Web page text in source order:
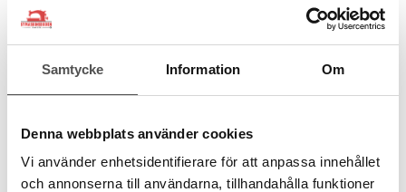
Samtycke Information Om
Denna webbplats använder cookies
Vi använder enhetsidentifierare för att anpassa innehållet
och annonserna till användarna, tillhandahålla funktioner
Syr fast 5-30 mm resårer enkelt på din overlockmaskin Amber
S100. Hur mycket sträckning av resåren du vill ha bestäms av
justerskruven på pressarfoten. När du sytt fast resåren så viker
högre upp på kanalen.
Smidigt sätt att sy fast resår utan att sy en kanal först. Instruktion
medföljer.